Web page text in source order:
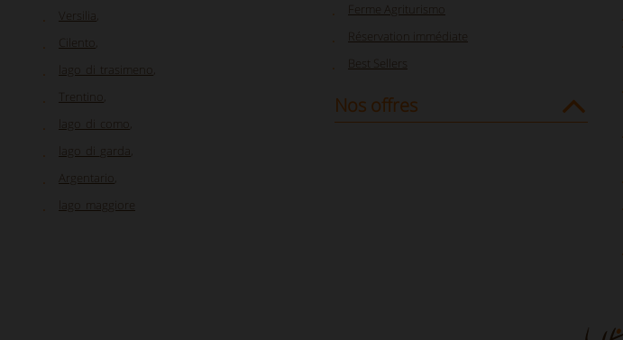
Versilia
Cilento
lago_di_trasimeno
Trentino
lago_di_como
lago_di_garda
Argentario
lago_maggiore
Ferme Agriturismo
Réservation immédiate
Best Sellers
Nos offres